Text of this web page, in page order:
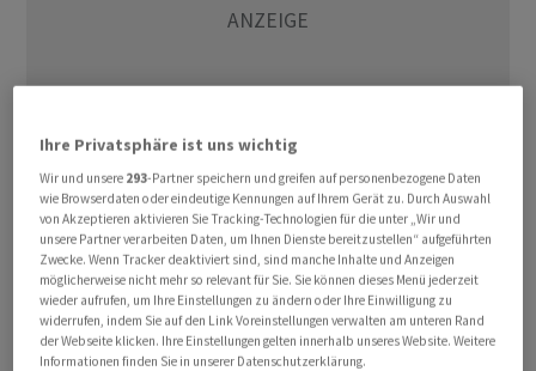
Der Technologie-Indizes Nasdaq 100 stieg zuletzt um
0,6 Prozent auf 29.549 Punkte. Er hatte im
Handelsverlauf ebenso wie der Nasdaq Composite und
der S&P 500 Höchstwerte erreicht. Das breit gefasste
Börsenbarometer gewann 0,6 Prozent auf 7.492 Punkte.
Ihre Privatsphäre ist uns wichtig
Wir und unsere 293-Partner speichern und greifen auf personenbezogene Daten
wie Browserdaten oder eindeutige Kennungen auf Ihrem Gerät zu. Durch Auswahl
von Akzeptieren aktivieren Sie Tracking-Technologien für die unter „Wir und
unsere Partner verarbeiten Daten, um Ihnen Dienste bereitzustellen“ aufgeführten
Zwecke. Wenn Tracker deaktiviert sind, sind manche Inhalte und Anzeigen
möglicherweise nicht mehr so relevant für Sie. Sie können dieses Menü jederzeit
wieder aufrufen, um Ihre Einstellungen zu ändern oder Ihre Einwilligung zu
widerrufen, indem Sie auf den Link Voreinstellungen verwalten am unteren Rand
der Webseite klicken. Ihre Einstellungen gelten innerhalb unseres Website. Weitere
Informationen finden Sie in unserer Datenschutzerklärung.